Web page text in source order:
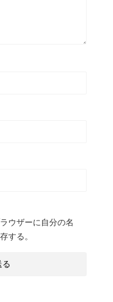
ウザーに自分の名
する。